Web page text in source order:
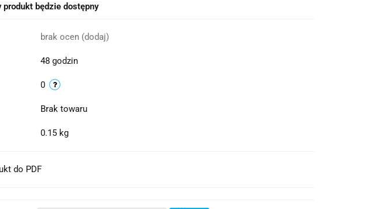
produkt będzie dostępny
brak ocen (dodaj)
48 godzin
0
Brak towaru
0.15 kg
do PDF